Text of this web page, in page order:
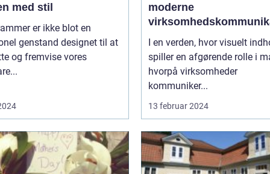
med stil
er ikke blot en
genstand designet til at
og fremvise vores
moderne
I en verden, hvor visuelt
spiller en afgørende rolle i
hvorpå virksomheder
kommuniker...
13 februar 2024